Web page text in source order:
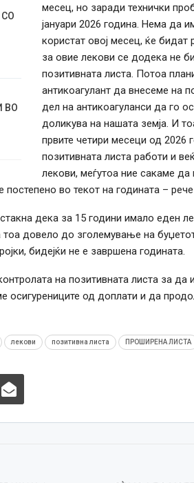
ВО
месец, но заради технички
јануари 2026 година. Нема да
користат овој месец, ќе бидат
за овие лекови се додека не
позитивната листа. Потоа
антикоагулант да внесеме на
дел на антикоагуланси да го
доликува на нашата земја. И
првите четири месеци од 2026
позитивната листа работи и
лекови, меѓутоа ние сакаме
во текот на годината – рече
дека за 15 години имало еден
довело до зголемување на
бидејќи не е завршена годината.
на позитивната листа за да
осигурениците од доплати и да
лекови позитивна листа ПРОШИРЕНА ЛИСТА